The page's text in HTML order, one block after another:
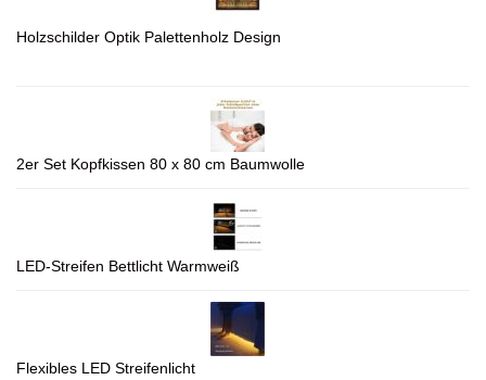
Holzschilder Optik Palettenholz Design
2er Set Kopfkissen 80 x 80 cm Baumwolle
LED-Streifen Bettlicht Warmweiß
Flexibles LED Streifenlicht